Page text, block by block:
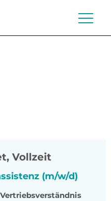
Vollzeit
(m/w/d)